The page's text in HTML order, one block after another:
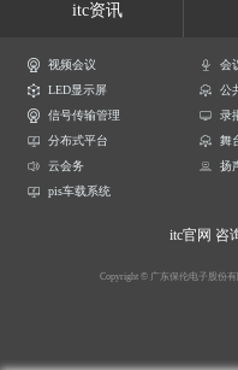
itc资讯
视频会议 会
LED显示屏
公
信号传输管理
录
分布式平台
舞
云会务
扬
pis车载系统
itc官网 咨
Copyright © 广东保伦电子股份有